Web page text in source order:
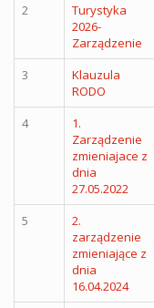
2
Turystyka
2026-
Zarządzenie
3
Klauzula
RODO
4
1.
Zarządzenie
zmieniajace z
dnia
27.05.2022
5
2.
zarządzenie
zmieniające z
dnia
16.04.2024